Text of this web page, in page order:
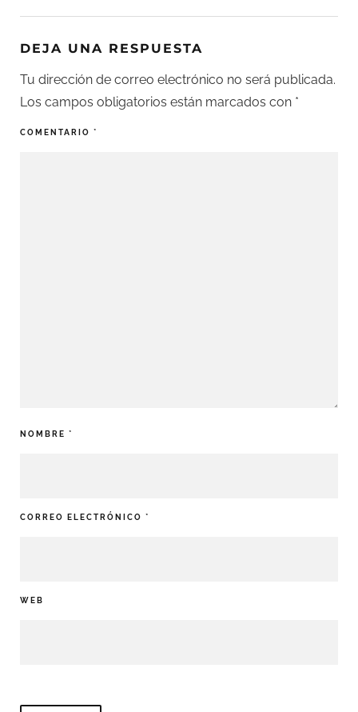
DEJA UNA RESPUESTA
Tu dirección de correo electrónico no será publicada.
Los campos obligatorios están marcados con *
COMENTARIO *
NOMBRE *
CORREO ELECTRÓNICO *
WEB